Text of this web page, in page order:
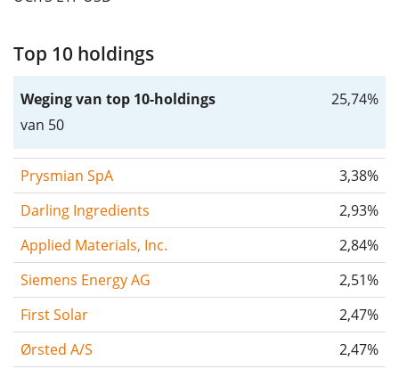
Top 10 holdings
Weging van top 10-holdings
van 50
25,74%
Prysmian SpA
3,38%
Darling Ingredients
2,93%
Applied Materials, Inc.
2,84%
Siemens Energy AG
2,51%
First Solar
2,47%
Ørsted A/S
2,47%